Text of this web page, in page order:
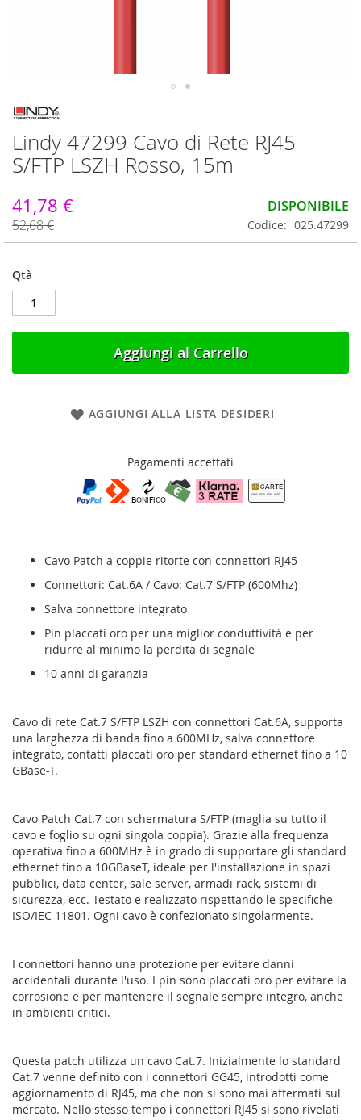
Vai
all'inizio
della
galleria
di
Lindy 47299 Cavo di Rete RJ45
S/FTP LSZH Rosso, 15m
41,78 €
52,68 €
DISPONIBILE
Codice 025.47299
Qtà
Aggiungi al Carrello
AGGIUNGI ALLA LISTA DESIDERI
Pagamenti accettati
Cavo Patch a coppie ritorte con connettori RJ45
Connettori: Cat.6A / Cavo: Cat.7 S/FTP (600Mhz)
Salva connettore integrato
Pin placcati oro per una miglior conduttività e per
ridurre al minimo la perdita di segnale
10 anni di garanzia
Cavo di rete Cat.7 S/FTP LSZH con connettori Cat.6A, supporta
una larghezza di banda fino a 600MHz, salva connettore
integrato, contatti placcati oro per standard ethernet fino a 10
GBase-T.
Cavo Patch Cat.7 con schermatura S/FTP (maglia su tutto il
cavo e foglio su ogni singola coppia). Grazie alla frequenza
operativa fino a 600MHz è in grado di supportare gli standard
ethernet fino a 10GBaseT, ideale per l'installazione in spazi
pubblici, data center, sale server, armadi rack, sistemi di
sicurezza, ecc. Testato e realizzato rispettando le specifiche
ISO/IEC 11801. Ogni cavo è confezionato singolarmente.
I connettori hanno una protezione per evitare danni
accidentali durante l'uso. I pin sono placcati oro per evitare la
corrosione e per mantenere il segnale sempre integro, anche
in ambienti critici.
Questa patch utilizza un cavo Cat.7. Inizialmente lo standard
Cat.7 venne definito con i connettori GG45, introdotti come
aggiornamento di RJ45, ma che non si sono mai affermati sul
mercato. Nello stesso tempo i connettori RJ45 si sono rivelati